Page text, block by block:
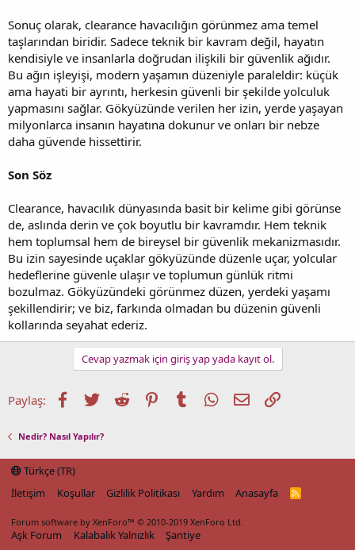
Sonuç olarak, clearance havacılığın görünmez ama temel
taşlarından biridir. Sadece teknik bir kavram değil, hayatın
kendisiyle ve insanlarla doğrudan ilişkili bir güvenlik ağıdır.
Bu ağın işleyişi, modern yaşamın düzeniyle paraleldir: küçük
ama hayati bir ayrıntı, herkesin güvenli bir şekilde yolculuk
yapmasını sağlar. Gökyüzünde verilen her izin, yerde yaşayan
milyonlarca insanın hayatına dokunur ve onları bir nebze
daha güvende hissettirir.
Son Söz
Clearance, havacılık dünyasında basit bir kelime gibi görünse
de, aslında derin ve çok boyutlu bir kavramdır. Hem teknik
hem toplumsal hem de bireysel bir güvenlik mekanizmasıdır.
Bu izin sayesinde uçaklar gökyüzünde düzenle uçar, yolcular
hedeflerine güvenle ulaşır ve toplumun günlük ritmi
bozulmaz. Gökyüzündeki görünmez düzen, yerdeki yaşamı
şekillendirir; ve biz, farkında olmadan bu düzenin güvenli
kollarında seyahat ederiz.
Cevap yazmak için giriş yap yada kayıt ol.
Paylaş: Facebook
TwitterReddit PinterestTumblrWhatsApp
E-postaLink
Nedir? Nasıl Yapılır?
Türkçe (TR)
İletişim
Koşullar Gizlilik Politikası Yardım Anasayfa
R
Forum software by XenForo™ © 2010-2019 XenForo Ltd.
Aşk Forum Kalabalık Yalnızlık Şantiye